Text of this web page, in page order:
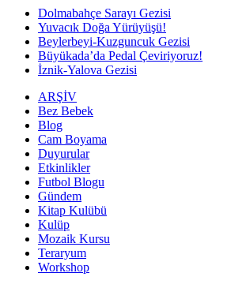
Dolmabahçe Sarayı Gezisi
Yuvacık Doğa Yürüyüşü!
Beylerbeyi-Kuzguncuk Gezisi
Büyükada’da Pedal Çeviriyoruz!
İznik-Yalova Gezisi
ARŞİV
Bez Bebek
Blog
Cam Boyama
Duyurular
Etkinlikler
Futbol Blogu
Gündem
Kitap Kulübü
Kulüp
Mozaik Kursu
Teraryum
Workshop